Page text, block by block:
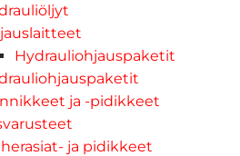
Hydrauliohjauspaketit
ja -pidikkeet
ja pidikkeet